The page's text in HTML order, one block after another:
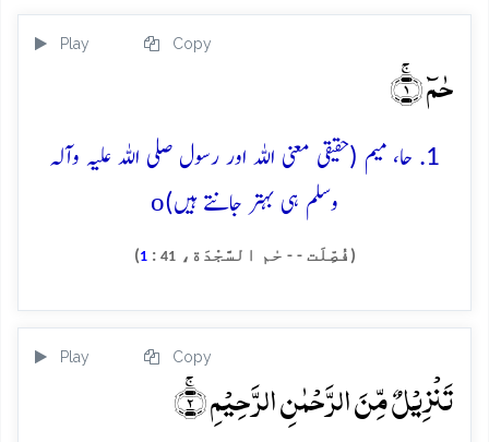
Play Copy
حٰمٓ ۚ﴿۱﴾
1. حا، میم (حقیقی معنی اللہ اور رسول صلی اللہ علیہ وآلہ
وسلم ہی بہتر جانتے ہیں)o
(فُصِّلَت - - حٰم السَّجْدَة،41
:
1
)
Play Copy
تَنۡزِیۡلٌ مِّنَ الرَّحۡمٰنِ الرَّحِیۡمِ ۚ﴿۲﴾